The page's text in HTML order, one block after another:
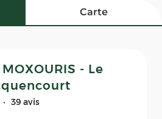
Carte
- Le
39 avis